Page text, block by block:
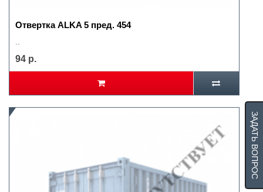
Отвертка ALKA 5 пред. 454
94 р.
ЗАДАТЬ ВОПРОС